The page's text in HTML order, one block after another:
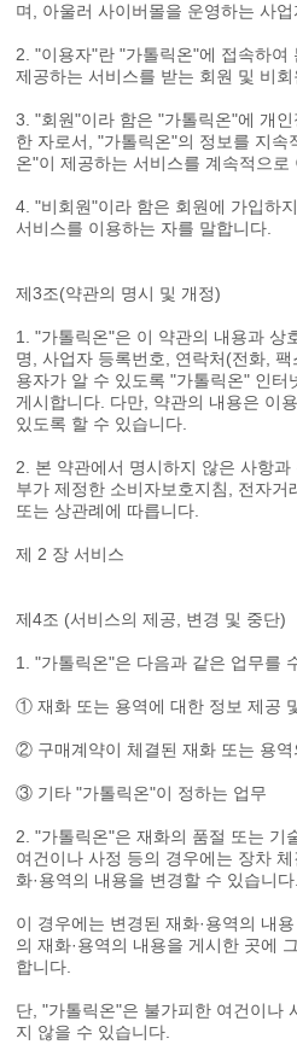
며, 아울러 사이버몰을 운영하는 사
2. "이용자"란 "가톨릭온"에 접속하여
제공하는 서비스를 받는 회원 및 비회
3. "회원"이라 함은 "가톨릭온"에 개
한 자로서, "가톨릭온"의 정보를 지속
온"이 제공하는 서비스를 계속적으로
4. "비회원"이라 함은 회원에 가입하
서비스를 이용하는 자를 말합니다.
제3조(약관의 명시 및 개정)
1. "가톨릭온"은 이 약관의 내용과 상
명, 사업자 등록번호, 연락처(전화,
용자가 알 수 있도록 "가톨릭온" 인터
게시합니다. 다만, 약관의 내용은 이
있도록 할 수 있습니다.
2. 본 약관에서 명시하지 않은 사항
부가 제정한 소비자보호지침, 전자거
또는 상관례에 따릅니다.
제 2 장 서비스
제4조 (서비스의 제공, 변경 및 중단)
1. "가톨릭온"은 다음과 같은 업무를
① 재화 또는 용역에 대한 정보 제공
② 구매계약이 체결된 재화 또는 용역
③ 기타 "가톨릭온"이 정하는 업무
2. "가톨릭온"은 재화의 품절 또는 기
여건이나 사정 등의 경우에는 장차
화·용역의 내용을 변경할 수 있습니다.
이 경우에는 변경된 재화·용역의 내
의 재화·용역의 내용을 게시한 곳에
합니다.
단, "가톨릭온"은 불가피한 여건이나
지 않을 수 있습니다.